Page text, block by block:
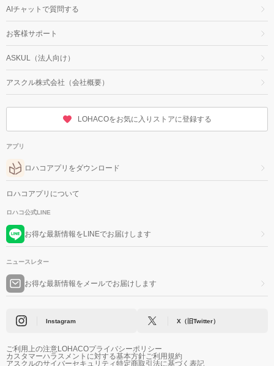
AIチャットで質問する
お客様サポート
ASKUL（法人向け）
アスクル株式会社（会社概要）
LOHACOをお気に入りストアに登録する
アプリ
ロハコアプリをダウンロード
ロハコアプリについて
ロハコ公式LINE
お得な最新情報をLINEでお届けします
ニュースレター
お得な最新情報をメールでお届けします
Instagram X（旧Twitter）
ご利用上の注意LOHACOプライバシーポリシー
カスタマーハラスメントに対する基本方針ご利用規約
アスクルのサイバーセキュリティ特定商取引法に基づく表記